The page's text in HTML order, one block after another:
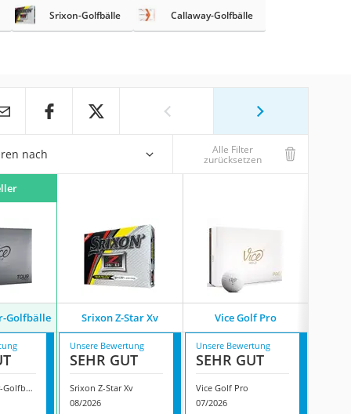
Srixon-Golfbälle Callaway-Golfbälle
nach Alle Filter
zurücksetzen
Golfbälle Srixon Z-Star Xv Vice Golf Pro
Vice Golf Tour-Golfbälle
Unsere Bewertung
SEHR GUT
Srixon Z-Star Xv
08/2026
Unsere Bewertung
SEHR GUT
Vice Golf Pro
07/2026